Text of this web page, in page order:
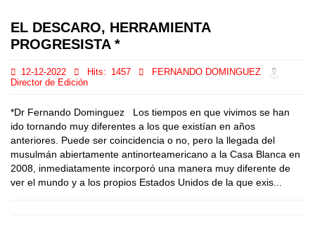
EL DESCARO, HERRAMIENTA
PROGRESISTA *
12-12-2022 Hits: 1457
FERNANDO DOMINGUEZ
Director de Edición
*Dr Fernando Dominguez Los tiempos en que vivimos se han
ido tornando muy diferentes a los que existían en años
anteriores. Puede ser coincidencia o no, pero la llegada del
musulmán abiertamente antinorteamericano a la Casa Blanca en
2008, inmediatamente incorporó una manera muy diferente de
ver el mundo y a los propios Estados Unidos de la que exis...